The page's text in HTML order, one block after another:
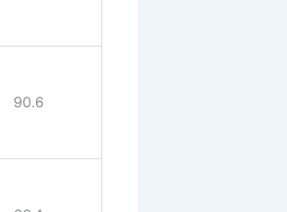
90.6